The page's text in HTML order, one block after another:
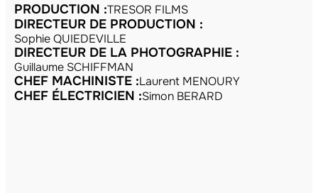
PRODUCTION :TRESOR FILMS
DIRECTEUR DE PRODUCTION :
Sophie QUIEDEVILLE
DIRECTEUR DE LA PHOTOGRAPHIE :
Guillaume SCHIFFMAN
CHEF MACHINISTE :Laurent MENOURY
CHEF ÉLECTRICIEN :Simon BERARD